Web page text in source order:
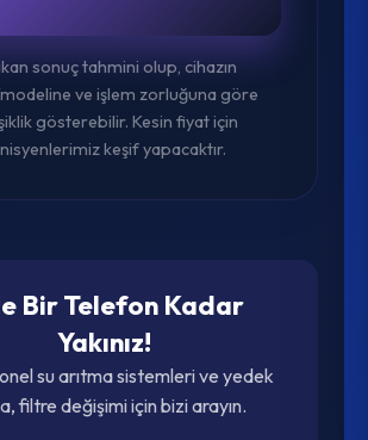
sonuç tahmini olup, cihazın
ve işlem zorluğuna göre
gösterebilir. Kesin fiyat için
keşif yapacaktır.
Bir Telefon Kadar
Yakınız!
su arıtma sistemleri ve yedek
filtre değişimi için bizi arayın.